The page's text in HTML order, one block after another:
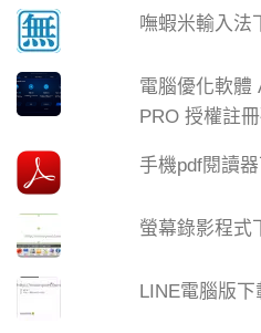
嘸蝦米輸入法
電腦優化軟體
PRO 授權註
手機pdf閱讀
螢幕錄影程式
LINE電腦版